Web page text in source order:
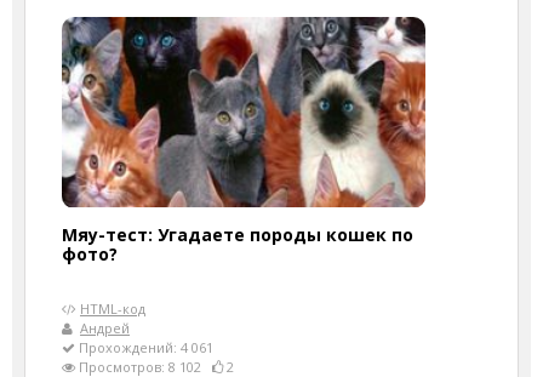
Мяу-тест: Угадаете породы кошек по
фото?
HTML-код
Андрей
Прохождений: 4 061
Просмотров: 8 102
2